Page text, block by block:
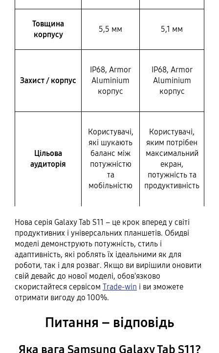
Товщина
корпусу
5,5 мм 5,1 мм
Захист / корпус
IP68, Armor
Aluminium
корпус
IP68, Armor
Aluminium
корпус
Цільова
аудиторія
Користувачі,
які шукають
баланс між
потужністю
та
мобільністю
Користувачі,
яким потрібен
максимальний
екран,
потужність та
продуктивність
Нова серія Galaxy Tab S11 – це крок вперед у світі
продуктивних і універсальних планшетів. Обидві
моделі демонструють потужність, стиль і
адаптивність, які роблять їх ідеальними як для
роботи, так і для розваг. Якщо ви вирішили оновити
свій девайс до нової моделі, обов'язково
скористайтеся сервісом Trade-win і ви зможете
отримати вигоду до 100%.
Питання – відповідь
Яка вага Samsung Galaxy Tab S11?